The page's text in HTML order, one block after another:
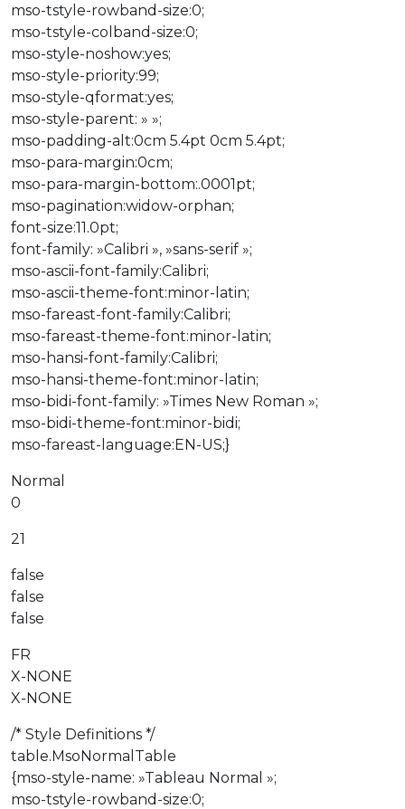
mso-tstyle-rowband-size:0;
mso-tstyle-colband-size:0;
mso-style-noshow:yes;
mso-style-priority:99;
mso-style-qformat:yes;
mso-style-parent: » »;
mso-padding-alt:0cm 5.4pt 0cm 5.4pt;
mso-para-margin:0cm;
mso-para-margin-bottom:.0001pt;
mso-pagination:widow-orphan;
font-size:11.0pt;
font-family: »Calibri », »sans-serif »;
mso-ascii-font-family:Calibri;
mso-ascii-theme-font:minor-latin;
mso-fareast-font-family:Calibri;
mso-fareast-theme-font:minor-latin;
mso-hansi-font-family:Calibri;
mso-hansi-theme-font:minor-latin;
mso-bidi-font-family: »Times New Roman »;
mso-bidi-theme-font:minor-bidi;
mso-fareast-language:EN-US;}
Normal
0
21
false
false
false
FR
X-NONE
X-NONE
/* Style Definitions */
table.MsoNormalTable
{mso-style-name: »Tableau Normal »;
mso-tstyle-rowband-size:0;